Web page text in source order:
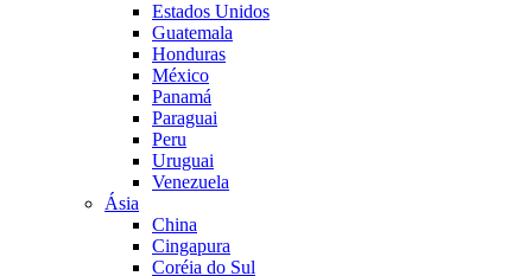
Estados Unidos
Guatemala
Honduras
México
Panamá
Paraguai
Peru
Uruguai
Venezuela
Ásia
China
Cingapura
Coréia do Sul